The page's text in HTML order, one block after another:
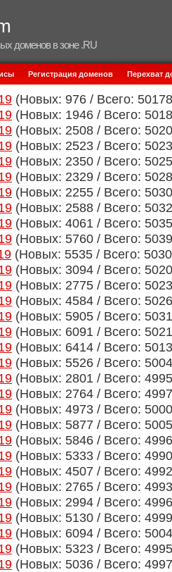
доменов в зоне .RU
Регистрация доменов Перехват
(Новых: 976 / Всего:
(Новых: 1946 / Всего:
(Новых: 2508 / Всего:
(Новых: 2523 / Всего:
(Новых: 2350 / Всего:
(Новых: 2329 / Всего:
(Новых: 2255 / Всего:
(Новых: 2588 / Всего:
(Новых: 4061 / Всего:
(Новых: 5760 / Всего:
(Новых: 5535 / Всего:
(Новых: 3094 / Всего:
(Новых: 2775 / Всего:
(Новых: 4584 / Всего:
(Новых: 5905 / Всего:
(Новых: 6091 / Всего:
(Новых: 6414 / Всего:
(Новых: 5526 / Всего:
(Новых: 2801 / Всего:
(Новых: 2764 / Всего:
(Новых: 4973 / Всего:
(Новых: 5877 / Всего:
(Новых: 5846 / Всего:
(Новых: 5333 / Всего:
(Новых: 4507 / Всего:
(Новых: 2765 / Всего:
(Новых: 2994 / Всего:
(Новых: 5130 / Всего:
(Новых: 6094 / Всего:
(Новых: 5323 / Всего:
(Новых: 5036 / Всего: